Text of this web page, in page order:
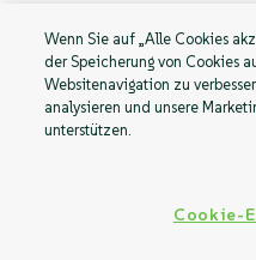
Installieren Sie
SUSE Rancher
Prime Compliance
Wenn Sie auf „Alle Cookies
der Speicherung von Cookies
Websitenavigation zu
analysieren und unsere
unterstützen.
Cookie-